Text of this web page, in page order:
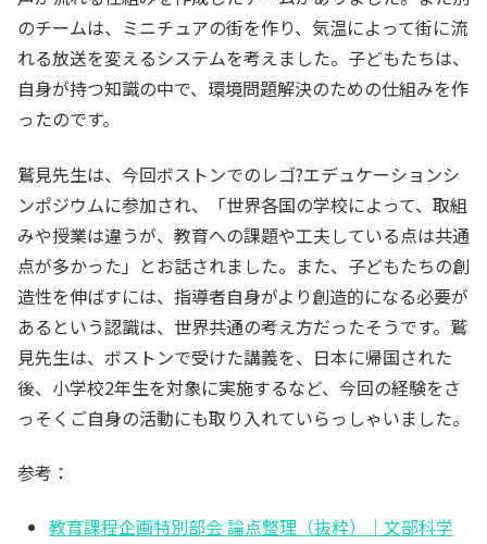
のチームは、ミニチュアの街を作り、気温によって街に流
れる放送を変えるシステムを考えました。子どもたちは、
自身が持つ知識の中で、環境問題解決のための仕組みを作
ったのです。
鷲見先生は、今回ボストンでのレゴ?エデュケーションシ
ンポジウムに参加され、「世界各国の学校によって、取組
みや授業は違うが、教育への課題や工夫している点は共通
点が多かった」とお話されました。また、子どもたちの創
造性を伸ばすには、指導者自身がより創造的になる必要が
あるという認識は、世界共通の考え方だったそうです。鷲
見先生は、ボストンで受けた講義を、日本に帰国された
後、小学校2年生を対象に実施するなど、今回の経験をさ
っそくご自身の活動にも取り入れていらっしゃいました。
参考：
教育課程企画特別部会 論点整理（抜粋）｜文部科学